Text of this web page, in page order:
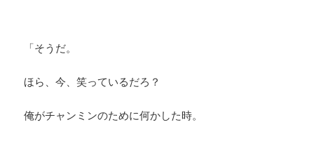
「そうだ。
ほら、今、笑っているだろ？
俺がチャンミンのために何かした時。